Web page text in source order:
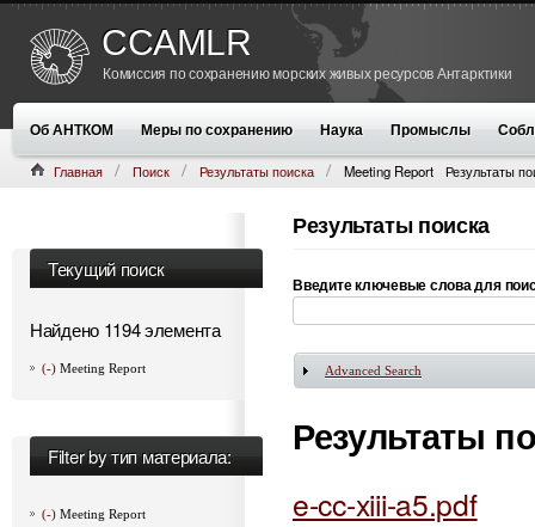
CCAMLR
Комиссия по сохранению морских живых ресурсов Антарктики
Об АНТКОМ Меры по сохранению Наука Промыслы
Главная Поиск Результаты поиска Meeting Report Результаты
Текущий поиск
Найдено 1194 элемента
(-) Meeting Report
Filter by тип материала:
(-) Meeting Report
Результаты поиска
Введите ключевые слова для
Показать
Advanced Search
Результаты
e-cc-xiii-a5.pdf